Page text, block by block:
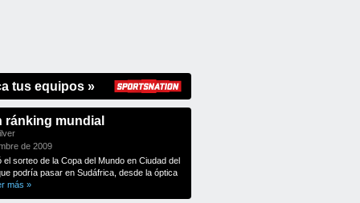
tus equipos »
ránking mundial
de 2009
el sorteo de la Copa del Mundo en Ciudad del
podría pasar en Sudáfrica, desde la óptica
más »